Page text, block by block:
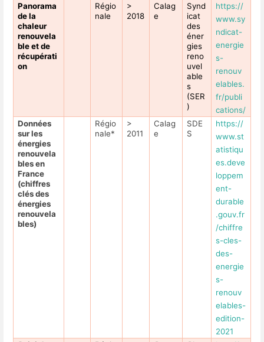
Panorama
de la
chaleur
renouvela
ble et de
récupérati
on
Régio
nale
>
2018
Calag
e
Synd
icat
des
éner
gies
reno
uvel
able
s
(SER
)
https://
www.sy
ndicat-
energie
s-
renouv
elables.
fr/publi
cations/
Données
sur les
énergies
renouvela
bles en
France
(chiffres
clés des
énergies
renouvela
bles)
Régio
nale*
>
2011
Calag
e
SDE
S
https://
www.st
atistiqu
es.deve
loppem
ent-
durable
.gouv.fr
/chiffre
s-cles-
des-
energie
s-
renouv
elables-
edition-
2021